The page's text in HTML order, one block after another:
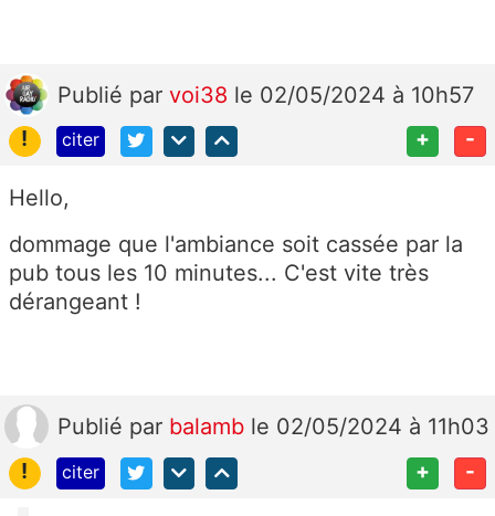
Publié par voi38 le 02/05/2024 à 10h57
!
citer + -
Hello,
dommage que l'ambiance soit cassée par la
pub tous les 10 minutes... C'est vite très
dérangeant !
Publié par balamb le 02/05/2024 à 11h03
!
citer + -